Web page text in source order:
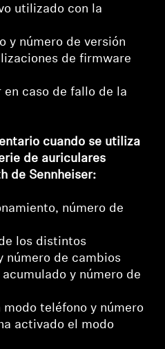
utilizado con la
y número de versión
de firmware
caso de fallo de la
cuando se utiliza
de auriculares
de Sennheiser:
número de
los distintos
número de cambios
y número de
teléfono y número
activado el modo
sesión
para agregar
y ver los artículos